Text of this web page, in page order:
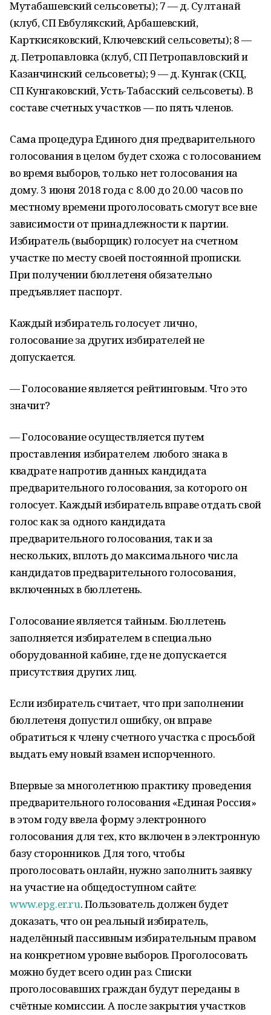
Мутабашевский сельсоветы); 7 — д. Султанай
(клуб, СП Евбулякский, Арбашевский,
Карткисяковский, Ключевский сельсоветы); 8 —
д. Петропавловка (клуб, СП Петропавловский и
Казанчинский сельсоветы); 9 — д. Кунгак (СКЦ,
СП Кунгаковский, Усть-Табасский сельсоветы). В
составе счетных участков — по пять членов.
Сама процедура Единого дня предварительного
голосования в целом будет схожа с голосованием
во время выборов, только нет голосования на
дому. 3 июня 2018 года с 8.00 до 20.00 часов по
местному времени проголосовать смогут все вне
зависимости от принадлежности к партии.
Избиратель (выборщик) голосует на счетном
участке по месту своей постоянной прописки.
При получении бюллетеня обязательно
предъявляет паспорт.
Каждый избиратель голосует лично,
голосование за других избирателей не
допускается.
— Голосование является рейтинговым. Что это
значит?
— Голосование осуществляется путем
проставления избирателем любого знака в
квадрате напротив данных кандидата
предварительного голосования, за которого он
голосует. Каждый избиратель вправе отдать свой
голос как за одного кандидата
предварительного голосования, так и за
нескольких, вплоть до максимального числа
кандидатов предварительного голосования,
включенных в бюллетень.
Голосование является тайным. Бюллетень
заполняется избирателем в специально
оборудованной кабине, где не допускается
присутствия других лиц.
Если избиратель считает, что при заполнении
бюллетеня допустил ошибку, он вправе
обратиться к члену счетного участка с просьбой
выдать ему новый взамен испорченного.
Впервые за многолетнюю практику проведения
предварительного голосования «Единая Россия»
в этом году ввела форму электронного
голосования для тех, кто включен в электронную
базу сторонников. Для того, чтобы
проголосовать онлайн, нужно заполнить заявку
на участие на общедоступном сайте:
www.epg.er.ru. Пользователь должен будет
доказать, что он реальный избиратель,
наделённый пассивным избирательным правом
на конкретном уровне выборов. Проголосовать
можно будет всего один раз. Списки
проголосовавших граждан будут переданы в
счётные комиссии. А после закрытия участков